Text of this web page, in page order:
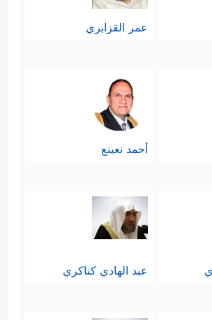
عمر القزابري
أحمد نعينع
عبد الهادي كناكري